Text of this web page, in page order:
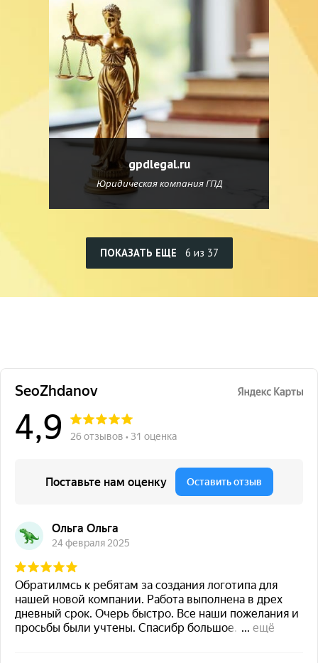
gpdlegal.ru
Юридическая компания ГПД
ПОКАЗАТЬ ЕЩЕ 6 из 37